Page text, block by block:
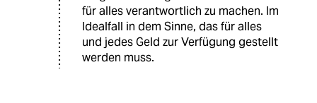
für alles verantwortlich zu machen. Im
Idealfall in dem Sinne, das für alles
und jedes Geld zur Verfügung gestellt
werden muss.